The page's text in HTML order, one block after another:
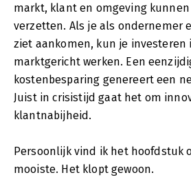
markt, klant en omgeving
verzetten. Als je als ondernemer
ziet aankomen, kun je investeren
marktgericht werken. Een
kostenbesparing genereert een
Juist in crisistijd gaat het om
klantnabijheid.
Persoonlijk vind ik het hoofdstuk
mooiste. Het klopt gewoon.